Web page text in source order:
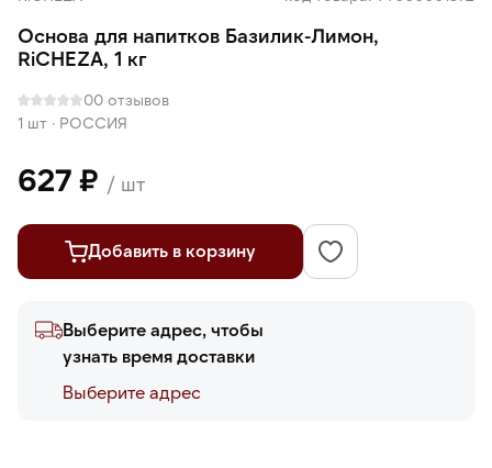
Основа для напитков Базилик-Лимон,
RiCHEZA, 1 кг
00 отзывов
1 шт · РОССИЯ
627 ₽ / шт
Добавить в корзину
Выберите адрес, чтобы
узнать время доставки
Выберите адреc